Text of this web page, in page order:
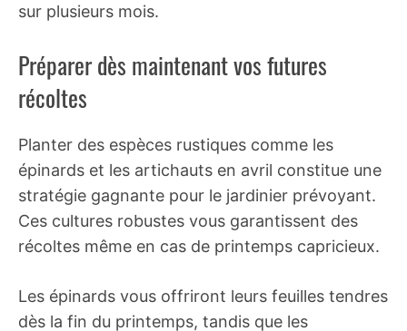
sur plusieurs mois.
Préparer dès maintenant vos futures
récoltes
Planter des espèces rustiques comme les
épinards et les artichauts en avril constitue une
stratégie gagnante pour le jardinier prévoyant.
Ces cultures robustes vous garantissent des
récoltes même en cas de printemps capricieux.
Les épinards vous offriront leurs feuilles tendres
dès la fin du printemps, tandis que les